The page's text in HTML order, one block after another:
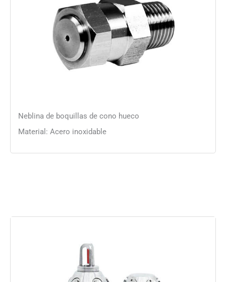
Neblina de boquillas de cono hueco
Material: Acero inoxidable